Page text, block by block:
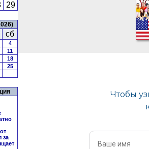
29
сб
4
11
18
25
за